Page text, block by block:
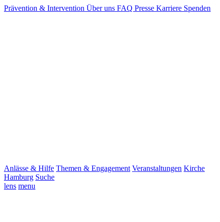
Prävention & Intervention Über uns FAQ Presse Karriere Spenden
Anlässe & Hilfe Themen & Engagement Veranstaltungen Kirche
Hamburg Suche
lens menu